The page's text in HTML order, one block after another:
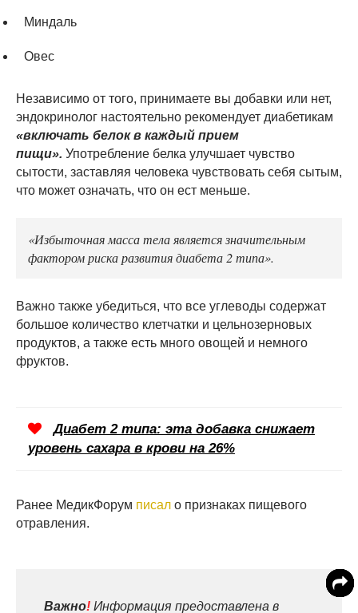
Миндаль
Овес
Независимо от того, принимаете вы добавки или нет,
эндокринолог настоятельно рекомендует диабетикам
«включать белок в каждый прием
пищи». Употребление белка улучшает чувство
сытости, заставляя человека чувствовать себя сытым,
что может означать, что он ест меньше.
«Избыточная масса тела является значительным
фактором риска развития диабета 2 типа».
Важно также убедиться, что все углеводы содержат
большое количество клетчатки и цельнозерновых
продуктов, а также есть много овощей и немного
фруктов.
Диабет 2 типа: эта добавка снижает
уровень сахара в крови на 26%
Ранее МедикФорум писал о признаках пищевого
отравления.
Важно! Информация предоставлена в